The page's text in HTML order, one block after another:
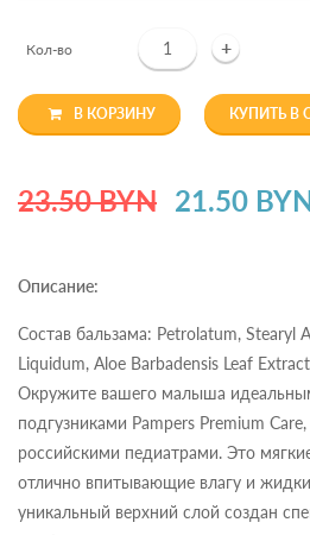
Кол-во +
В КОРЗИНУ КУПИТЬ В
23.50 BYN 21.50
Описание:
Состав бальзама: Petrolatum, Stearyl
Liquidum, Aloe Barbadensis Leaf Extract
Окружите вашего малыша
подгузниками Pampers Premium
российскими педиатрами. Это
отлично впитывающие влагу и
уникальный верхний слой создан